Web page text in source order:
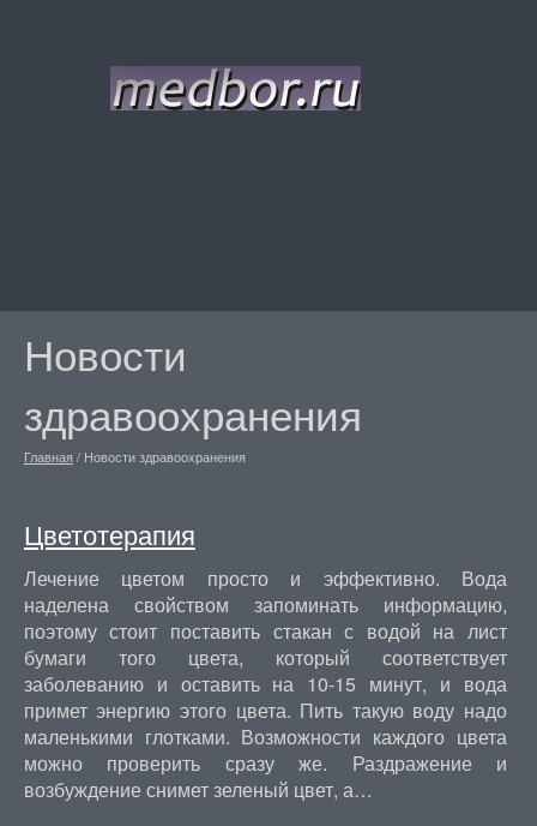
Новости
здравоохранения
Главная / Новости здравоохранения
Цветотерапия
Лечение цветом просто и эффективно. Вода
наделена свойством запоминать информацию,
поэтому стоит поставить стакан с водой на лист
бумаги того цвета, который соответствует
заболеванию и оставить на 10-15 минут, и вода
примет энергию этого цвета. Пить такую воду надо
маленькими глотками. Возможности каждого цвета
можно проверить сразу же. Раздражение и
возбуждение снимет зеленый цвет, а…